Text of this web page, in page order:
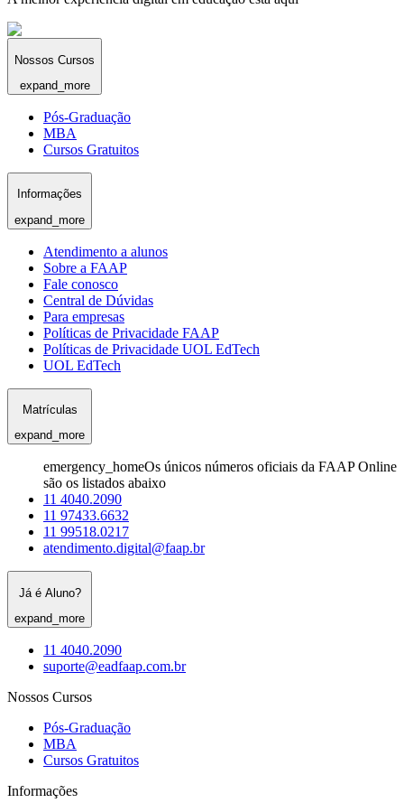
Nossos Cursos
expand_more
Pós-Graduação
MBA
Cursos Gratuitos
Informações
expand_more
Atendimento a alunos
Sobre a FAAP
Fale conosco
Central de Dúvidas
Para empresas
Políticas de Privacidade FAAP
Políticas de Privacidade UOL EdTech
UOL EdTech
Matrículas
expand_more
emergency_homeOs únicos números oficiais da FAAP Online
são os listados abaixo
11 4040.2090
11 97433.6632
11 99518.0217
atendimento.digital@faap.br
Já é Aluno?
expand_more
11 4040.2090
suporte@eadfaap.com.br
Nossos Cursos
Pós-Graduação
MBA
Cursos Gratuitos
Informações